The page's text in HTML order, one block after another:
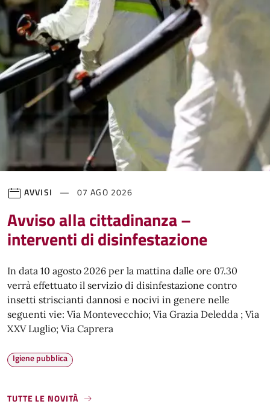
AVVISI 07 AGO 2026
Avviso alla cittadinanza –
interventi di disinfestazione
In data 10 agosto 2026 per la mattina dalle ore 07.30
verrà effettuato il servizio di disinfestazione contro
insetti striscianti dannosi e nocivi in genere nelle
seguenti vie: Via Montevecchio; Via Grazia Deledda ; Via
XXV Luglio; Via Caprera
Igiene pubblica
TUTTE LE NOVITÀ